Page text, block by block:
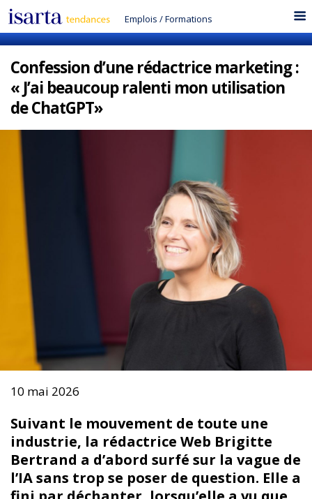
Emplois /Formations
Confession d’une rédactrice marketing :
« J’ai beaucoup ralenti mon utilisation
de ChatGPT»
10 mai 2026
Suivant le mouvement de toute une
industrie, la rédactrice Web Brigitte
Bertrand a d’abord surfé sur la vague de
l’IA sans trop se poser de question. Elle a